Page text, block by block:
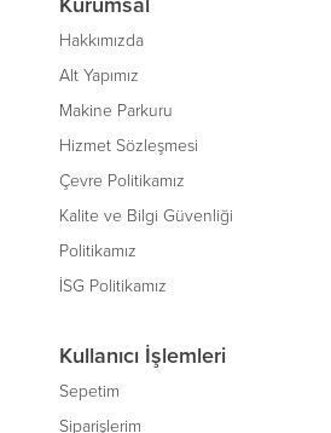
Hakkımızda
Alt Yapımız
Makine Parkuru
Hizmet Sözleşmesi
Çevre Politikamız
Kalite ve Bilgi Güvenliği
Politikamız
İSG Politikamız
Kullanıcı İşlemleri
Sepetim
Siparişlerim